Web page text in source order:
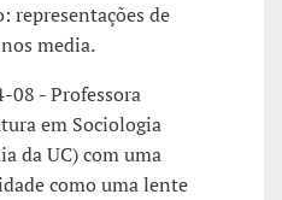
representações de
media.
08 - Professora
em Sociologia
da UC) com uma
como uma lente